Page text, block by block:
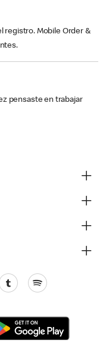
registro. Mobile Order &
pensaste en trabajar